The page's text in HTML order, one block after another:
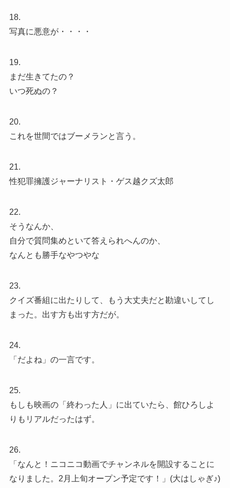
18.
写真に悪意が・・・・
19.
まだ生きてたの？
いつ死ぬの？
20.
これを世間ではブーメランと言う。
21.
性犯罪擁護ジャーナリスト・ゲス越クズ太郎
22.
そうなんか、
自分で質問集めといて答えられへんのか、
なんとも勝手なやつやな
23.
クイズ番組に出たりして、もう大丈夫だと勘違いしてし
まった。出す方も出す方だが。
24.
「だよね」の一言です。
25.
もしも映画の「終わった人」に出ていたら、館ひろしよ
りもリアルだったはず。
26.
「なんと！ニコニコ動画でチャンネルを開設することに
なりました。2月上旬オープン予定です！」(大はしゃぎ♪)